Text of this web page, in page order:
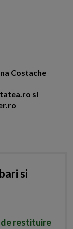
Costache
si
si
de restituire